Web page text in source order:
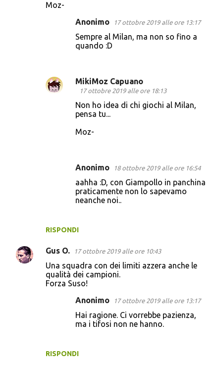
Moz-
RISPONDI
Anonimo 17 ottobre 2019 alle ore 13:17
Sempre al Milan, ma non so fino a
quando :D
MikiMoz Capuano
17 ottobre 2019 alle ore 18:13
Non ho idea di chi giochi al Milan,
pensa tu...
Moz-
Anonimo 18 ottobre 2019 alle ore 16:54
aahha :D, con Giampollo in panchina
praticamente non lo sapevamo
neanche noi..
Gus O. 17 ottobre 2019 alle ore 10:43
Una squadra con dei limiti azzera anche le
qualità dei campioni.
Forza Suso!
RISPONDI
Anonimo 17 ottobre 2019 alle ore 13:17
Hai ragione. Ci vorrebbe pazienza,
ma i tifosi non ne hanno.